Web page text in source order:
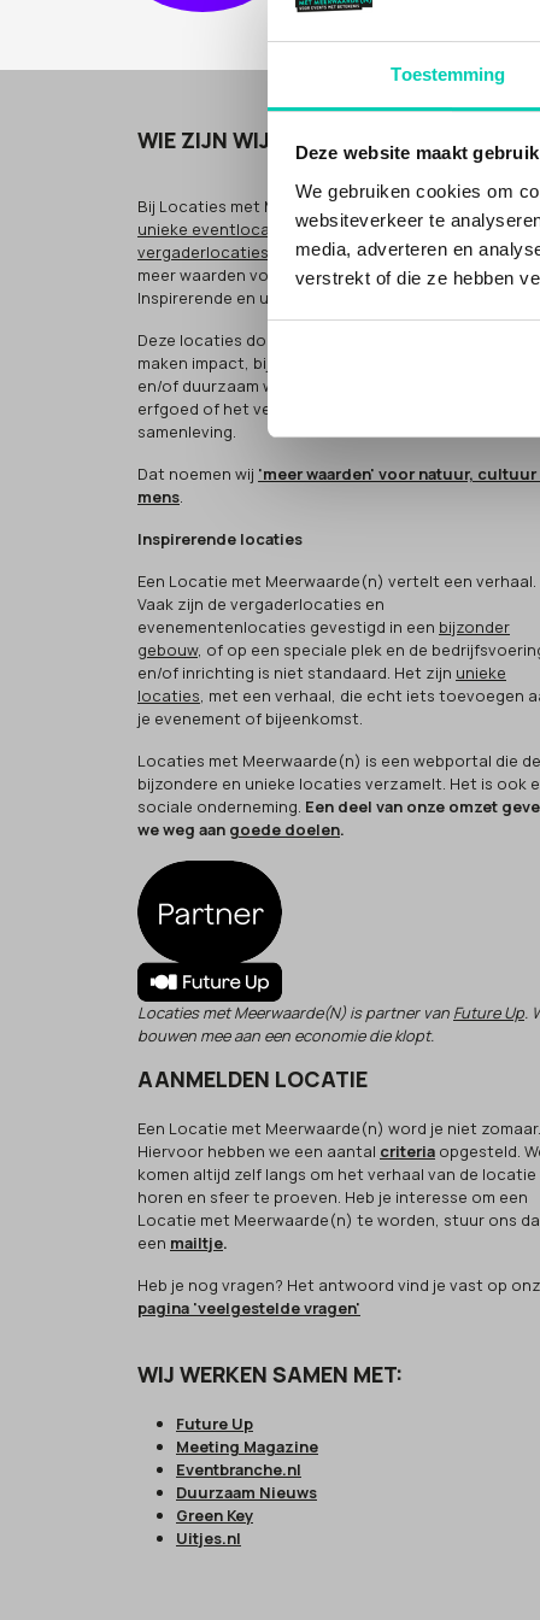
Toestemming
Deze website maakt
We gebruiken cookies om
websiteverkeer te
media, adverteren en
verstrekt of die ze hebben
WIE ZIJN WIJ
Bij Locaties met Meerwaarde(n) vind je
unieke eventlocatiesenbijzondereeninspirerende
vergaderlocaties voor zakelijke bijeenkomsten, met
meer waarden voor cultuur, natuur of mens.
Inspirerende en unieke plekken.
Deze locaties doen méér (people, planet, profit). Ze
maken impact, bijvoorbeeld door sociaal
en/of duurzaam werken, het bewaken van cultureel
erfgoed of het verbinden van groepen in de
samenleving.
Dat noemen wij 'meer waarden' voor natuur,
mens.
Inspirerende locaties
Een Locatie met Meerwaarde(n) vertelt een verhaal.
Vaak zijn de vergaderlocaties en
evenementenlocaties gevestigd in een bijzonder
gebouw, of op een speciale plek en de
en/of inrichting is niet standaard. Het zijn unieke
locaties, met een verhaal, die echt iets toevoegen
je evenement of bijeenkomst.
Locaties met Meerwaarde(n) is een webportal die
bijzondere en unieke locaties verzamelt. Het is ook
sociale onderneming. Een deel van onze omzet
we weg aan goede doelen.
Locaties met Meerwaarde(N) is partner van Future Up.
bouwen mee aan een economie die klopt.
AANMELDEN LOCATIE
Een Locatie met Meerwaarde(n) word je niet zomaar.
Hiervoor hebben we een aantal criteria opgesteld.
komen altijd zelf langs om het verhaal van de
horen en sfeer te proeven. Heb je interesse om een
Locatie met Meerwaarde(n) te worden, stuur ons
een mailtje.
Heb je nog vragen? Het antwoord vind je vast op
pagina 'veelgestelde vragen'
WIJ WERKEN SAMEN MET:
Future Up
Meeting Magazine
Eventbranche.nl
Duurzaam Nieuws
Green Key
Uitjes.nl